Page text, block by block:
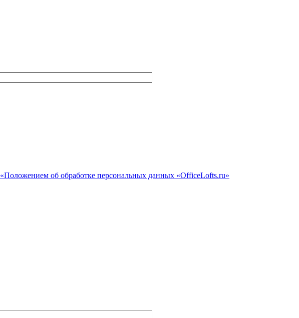
«Положением об обработке персональных данных «OfficeLofts.ru»